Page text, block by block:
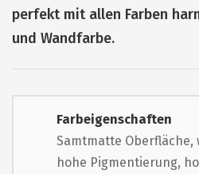
perfekt mit allen Farben
und Wandfarbe.
Farbeigenschaften
Samtmatte Oberfläche,
hohe Pigmentierung,